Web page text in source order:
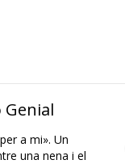
Genial
a mi». Un
una nena i el